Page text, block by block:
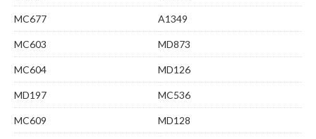
MC677 A1349
MC603 MD873
MC604 MD126
MD197 MC536
MC609 MD128